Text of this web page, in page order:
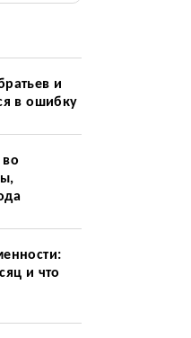
и
в ошибку
во
и что